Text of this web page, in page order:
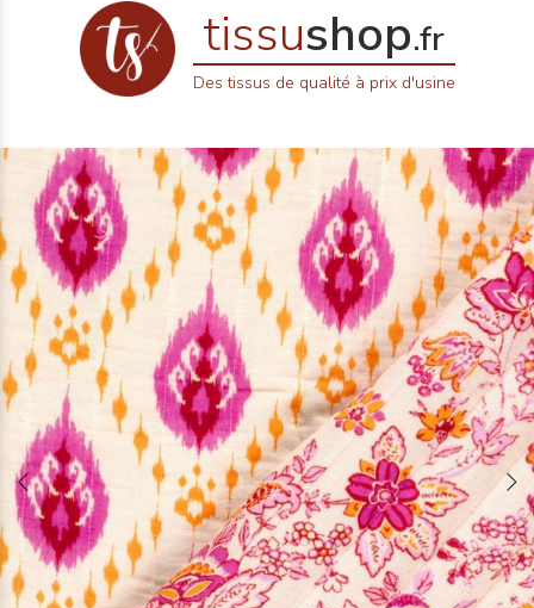
tissushop.fr
Des tissus de qualité à prix d'usine